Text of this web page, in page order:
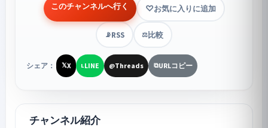
このチャンネルへ行く お気に入りに追加
📡RSS ⚖️比較
シェア： 𝕏X LLINE @Threads ⧉URLコピー
チャンネル紹介